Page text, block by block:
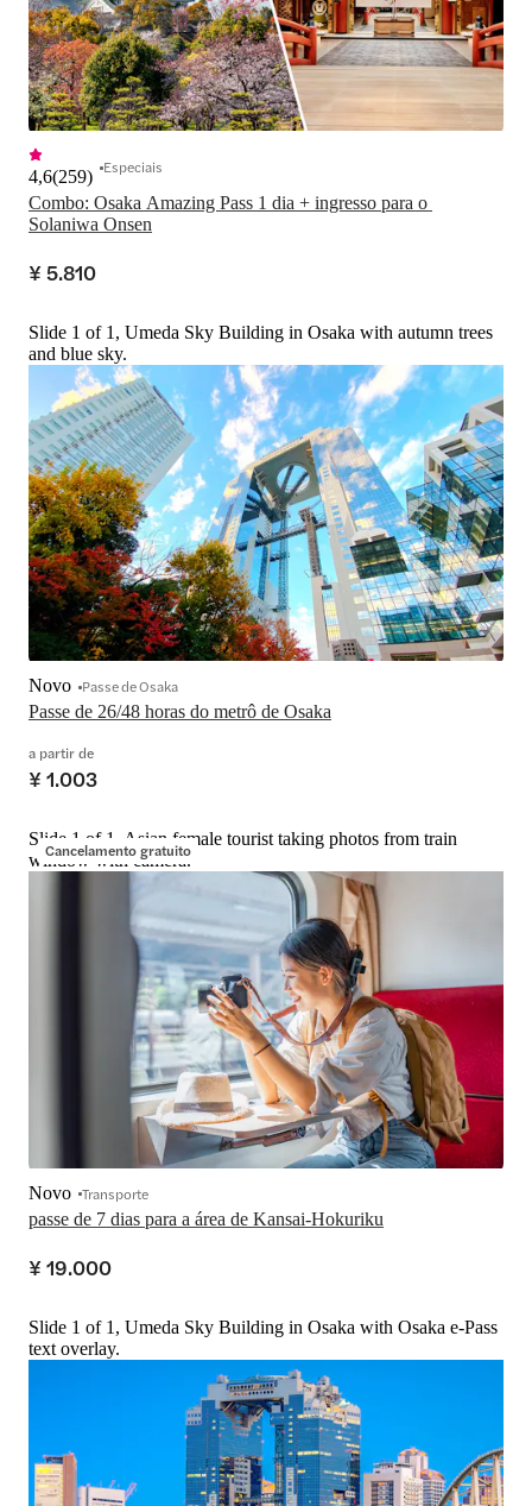
Combo: Osaka Amazing Pass 1 dia + ingresso para o
Solaniwa Onsen
4,6(259) Especiais
¥ 5.810
Slide 1 of 1, Umeda Sky Building in Osaka with autumn trees
and blue sky.
Passe de 26/48 horas do metrô de Osaka
Novo Passe de Osaka
a partir de
¥ 1.003
Cancelamento gratuito
Slide 1 of 1, Asian female tourist taking photos from train
window with camera.
passe de 7 dias para a área de Kansai-Hokuriku
Novo Transporte
¥ 19.000
Slide 1 of 1, Umeda Sky Building in Osaka with Osaka e-Pass
text overlay.